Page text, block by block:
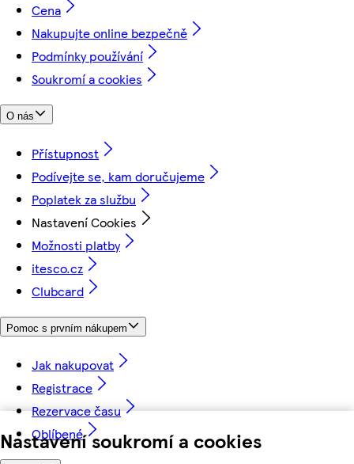
Nastavení soukromí a cookies
Cena
Nakupujte online bezpečně
Podmínky používání
Soukromí a cookies
O nás
Přístupnost
Podívejte se, kam doručujeme
Poplatek za službu
Nastavení Cookies
Možnosti platby
itesco.cz
Clubcard
Pomoc s prvním nákupem
Jak nakupovat
Registrace
Rezervace času
Oblíbené